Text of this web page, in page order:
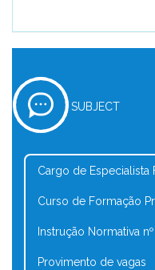
SUBJECT
Cargo de Especialista
Curso de Formação
Instrução Normativa nº
Provimento de vagas